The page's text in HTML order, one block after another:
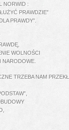
NORWID :
PRAWDZIE”
PRAWDY”.
WOLNOŚCI
TRZEBA NAM